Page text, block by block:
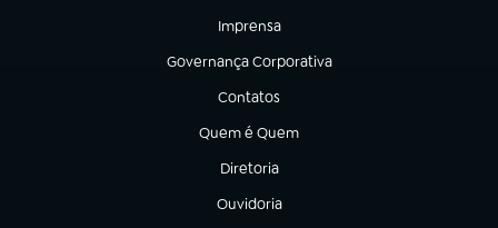
Imprensa
(abre em nova aba)
Governança Corporativa
(abre em nova aba)
Contatos
(abre em nova aba)
Quem é Quem
(abre em nova aba)
Diretoria
(abre em nova aba)
Ouvidoria
(abre em nova aba)